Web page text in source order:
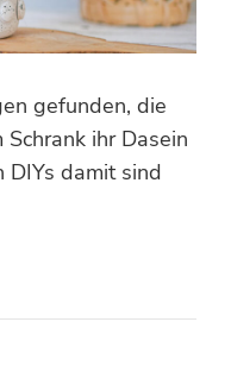
gefunden, die
ihr Dasein
DIYs damit sind